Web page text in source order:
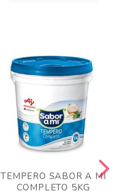
TEMPERO SABOR A MI
COMPLETO 5KG